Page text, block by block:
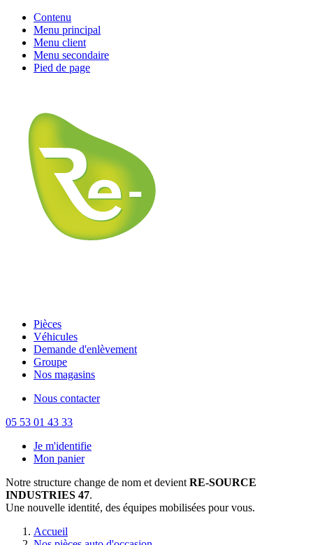
Contenu
Menu principal
Menu client
Menu secondaire
Pied de page
Pièces
Véhicules
Demande d'enlèvement
Groupe
Nos magasins
Nous contacter
05 53 01 43 33
Je m'identifie
Mon panier
Notre structure change de nom et devient RE-SOURCE
INDUSTRIES 47.
Une nouvelle identité, des équipes mobilisées pour vous.
Accueil